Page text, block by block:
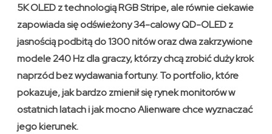
5K OLED z technologią RGB Stripe, ale równie ciekawie
zapowiada się odświeżony 34-calowy QD-OLED z
jasnością podbitą do 1300 nitów oraz dwa zakrzywione
modele 240 Hz dla graczy, którzy chcą zrobić duży krok
naprzód bez wydawania fortuny. To portfolio, które
pokazuje, jak bardzo zmienił się rynek monitorów w
ostatnich latach i jak mocno Alienware chce wyznaczać
jego kierunek.